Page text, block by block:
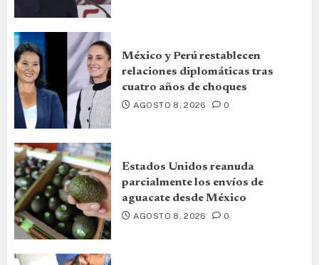
México y Perú restablecen
relaciones diplomáticas tras
cuatro años de choques
AGOSTO 8, 2026 0
Estados Unidos reanuda
parcialmente los envíos de
aguacate desde México
AGOSTO 8, 2026 0